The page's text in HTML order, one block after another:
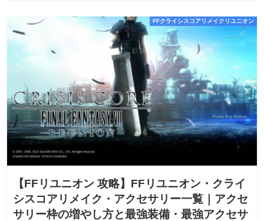
FFクライシスコアリメイクリユニオン
【FFリユニオン 攻略】FFリユニオン・クライ
シスコアリメイク・アクセサリー一覧｜アクセ
サリー枠の増やし方と最強装備・最強アクセサ